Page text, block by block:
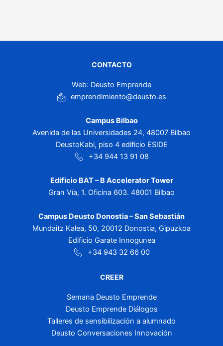
CONTACTO
Web: Deusto Emprende
emprendimiento@deusto.es
Campus Bilbao
Avenida de las Universidades 24, 48007 Bilbao
DeustoKabi, piso 4 edificio ESIDE
+34 944 13 91 08
Edificio BAT – B Accelerator Tower
Gran Vía, 1. Oficina 603. 48001 Bilbao
Campus Deusto Donostia – San Sebastián
Mundaitz Kalea, 50, 20012 Donostia, Gipuzkoa
Edificio Garate Innogunea
+34 943 32 66 00
CREER
Semana Deusto Emprende
Deusto Emprende Diálogos
Talleres de sensibilización a alumnado
Deusto Conversaciones Innovación